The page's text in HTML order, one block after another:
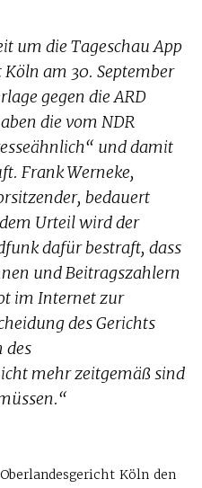
um die Tageschau App
am 30. September
gegen die ARD
die vom NDR
und damit
Frank Werneke,
bedauert
Urteil wird der
dafür bestraft, dass
und Beitragszahlern
im Internet zur
des Gerichts
des
mehr zeitgemäß sind
Köln den